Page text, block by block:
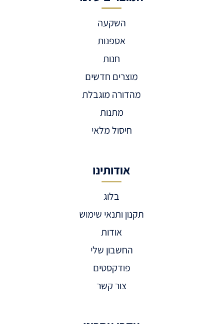
השקעה
אספנות
חנות
מוצרים חדשים
מהדורה מוגבלת
מתנות
חיסול מלאי
אודותינו
בלוג
תקנון ותנאי שימוש
אודות
החשבון שלי
פודקסטים
צור קשר